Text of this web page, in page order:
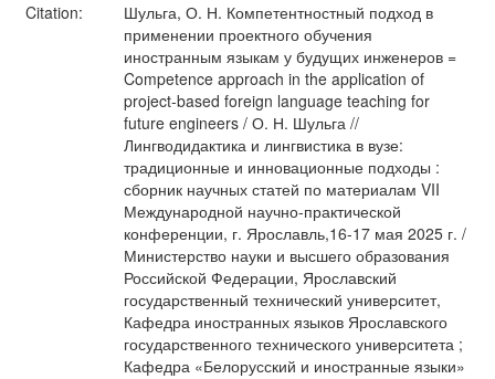
Citation:
Шульга, О. Н. Компетентностный подход в
применении проектного обучения
иностранным языкам у будущих инженеров =
Competence approach in the application of
project-based foreign language teaching for
future engineers / О. Н. Шульга //
Лингводидактика и лингвистика в вузе:
традиционные и инновационные подходы :
сборник научных статей по материалам VII
Международной научно-практической
конференции, г. Ярославль,16-17 мая 2025 г. /
Министерство науки и высшего образования
Российской Федерации, Ярославский
государственный технический университет,
Кафедра иностранных языков Ярославского
государственного технического университета ;
Кафедра «Белорусский и иностранные языки»